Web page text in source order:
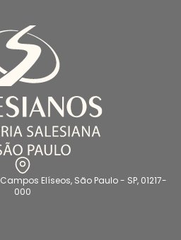
Elíseos, São Paulo - SP, 01217-
000